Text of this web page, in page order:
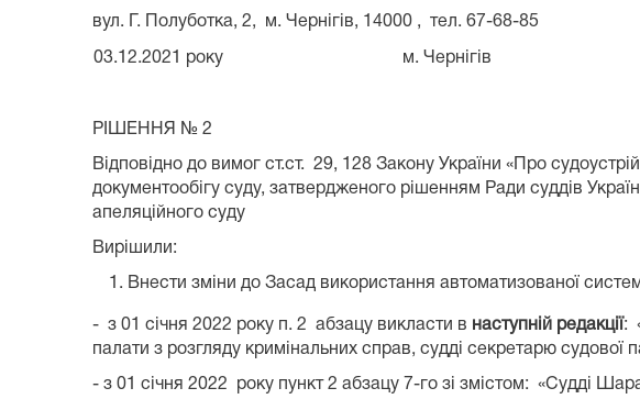
вул. Г. Полуботка, 2, м. Чернігів, 14000 , тел. 67-68-85
03.12.2021 року м. Чернігів
РІШЕННЯ № 2
Відповідно до вимог ст.ст. 29, 128 Закону України «Про
документообігу суду, затвердженого рішенням Ради суддів
апеляційного суду
Вирішили:
Внести зміни до Засад використання автоматизованої
- з 01 січня 2022 року п. 2 абзацу викласти в наступній редакції:
палати з розгляду кримінальних справ, судді секретарю судової
- з 01 січня 2022 року пункт 2 абзацу 7-го зі змістом: «Судді